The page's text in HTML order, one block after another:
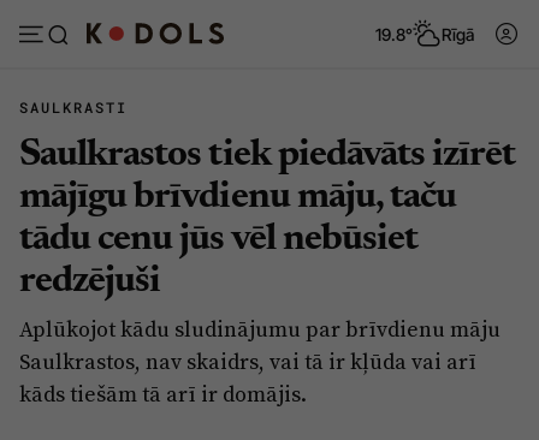
19.8° Rīgā
Abonēt Pieslēgties
Ziņas
Politika
Pašvaldības
Izglītība
Tēmas
Dzīve un ticība
Ekonomika
SAULKRASTI
Saulkrastos tiek piedāvāts izīrēt
mājīgu brīvdienu māju, taču
tādu cenu jūs vēl nebūsiet
redzējuši
Aplūkojot kādu sludinājumu par brīvdienu māju
Saulkrastos, nav skaidrs, vai tā ir kļūda vai arī
kāds tiešām tā arī ir domājis.